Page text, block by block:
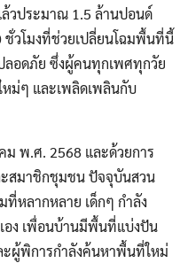
ล้วประมาณ 1.5 ล้านปอนด์
ชั่วโมงที่ช่วยเปลี่ยนโฉมพื้นที่นี้
ลอดภัย ซึ่งผู้คนทุกเพศทุกวัย
หม่ๆ และเพลิดเพลินกับ
ม พ.ศ. 2568 และด้วยการ
สมาชิกชุมชน ปัจจุบันสวน
ที่หลากหลาย เด็กๆ กำลัง
เอง เพื่อนบ้านมีพื้นที่แบ่งปัน
ะผู้พิการกำลังค้นหาพื้นที่ใหม่